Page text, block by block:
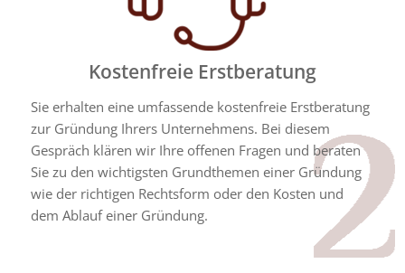
Kostenfreie Erstberatung
Sie erhalten eine umfassende kostenfreie Erstberatung
zur Gründung Ihrers Unternehmens. Bei diesem
Gespräch klären wir Ihre offenen Fragen und beraten
Sie zu den wichtigsten Grundthemen einer Gründung
wie der richtigen Rechtsform oder den Kosten und
dem Ablauf einer Gründung.